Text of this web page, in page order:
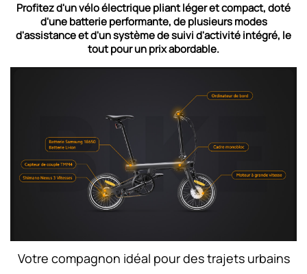
Profitez d'un vélo électrique pliant léger et compact, doté
d'une batterie performante, de plusieurs modes
d'assistance et d'un système de suivi d'activité intégré, le
tout pour un prix abordable.
Votre compagnon idéal pour des trajets urbains